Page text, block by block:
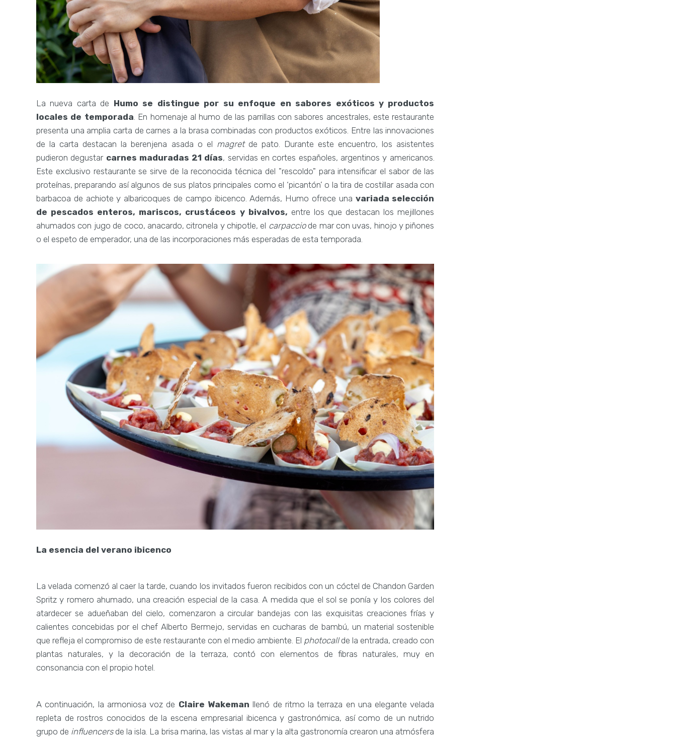
La nueva carta de Humo se distingue por su enfoque en sabores exóticos y productos
locales de temporada . En homenaje al humo de las parrillas con sabores ancestrales, este restaurante
presenta una amplia carta de carnes a la brasa combinadas con productos exóticos. Entre las innovaciones
de la carta destacan la berenjena asada o el magretde pato. Durante este encuentro, los asistentes
pudieron degustar carnes maduradas 21 días, servidas en cortes españoles, argentinos y americanos.
Este exclusivo restaurante se sirve de la reconocida técnica del "rescoldo" para intensificar el sabor de las
proteínas, preparando así algunos de sus platos principales como el ‘picantón’ o la tira de costillar asada con
barbacoa de achiote y albaricoques de campo ibicenco. Además, Humo ofrece una variada selección
de pescados enteros, mariscos, crustáceos y bivalvos, entre los que destacan los mejillones
ahumados con jugo de coco, anacardo, citronela y chipotle, el carpacciode mar con uvas, hinojo y piñones
o el espeto de emperador, una de las incorporaciones más esperadas de esta temporada.
La esencia del verano ibicenco
La velada comenzó al caer la tarde, cuando los invitados fueron recibidos con un cóctel de Chandon Garden
Spritz y romero ahumado, una creación especial de la casa. A medida que el sol se ponía y los colores del
atardecer se adueñaban del cielo, comenzaron a circular bandejas con las exquisitas creaciones frías y
calientes concebidas por el chef Alberto Bermejo, servidas en cucharas de bambú, un material sostenible
que refleja el compromiso de este restaurante con el medio ambiente. El photocallde la entrada, creado con
plantas naturales, y la decoración de la terraza, contó con elementos de fibras naturales, muy en
consonancia con el propio hotel.
A continuación, la armoniosa voz de Claire Wakeman llenó de ritmo la terraza en una elegante velada
repleta de rostros conocidos de la escena empresarial ibicenca y gastronómica, así como de un nutrido
grupo de influencersde la isla. La brisa marina, las vistas al mar y la alta gastronomía crearon una atmósfera